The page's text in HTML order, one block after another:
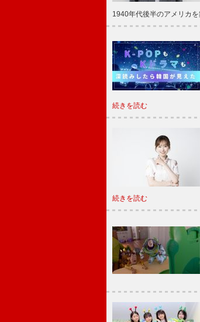
1940年代後半のアメリカ
続きを読む
続きを読む